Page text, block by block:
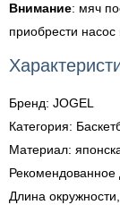
Внимание: мяч
приобрести
Бренд: JOGEL
Категория:
Материал:
Длина